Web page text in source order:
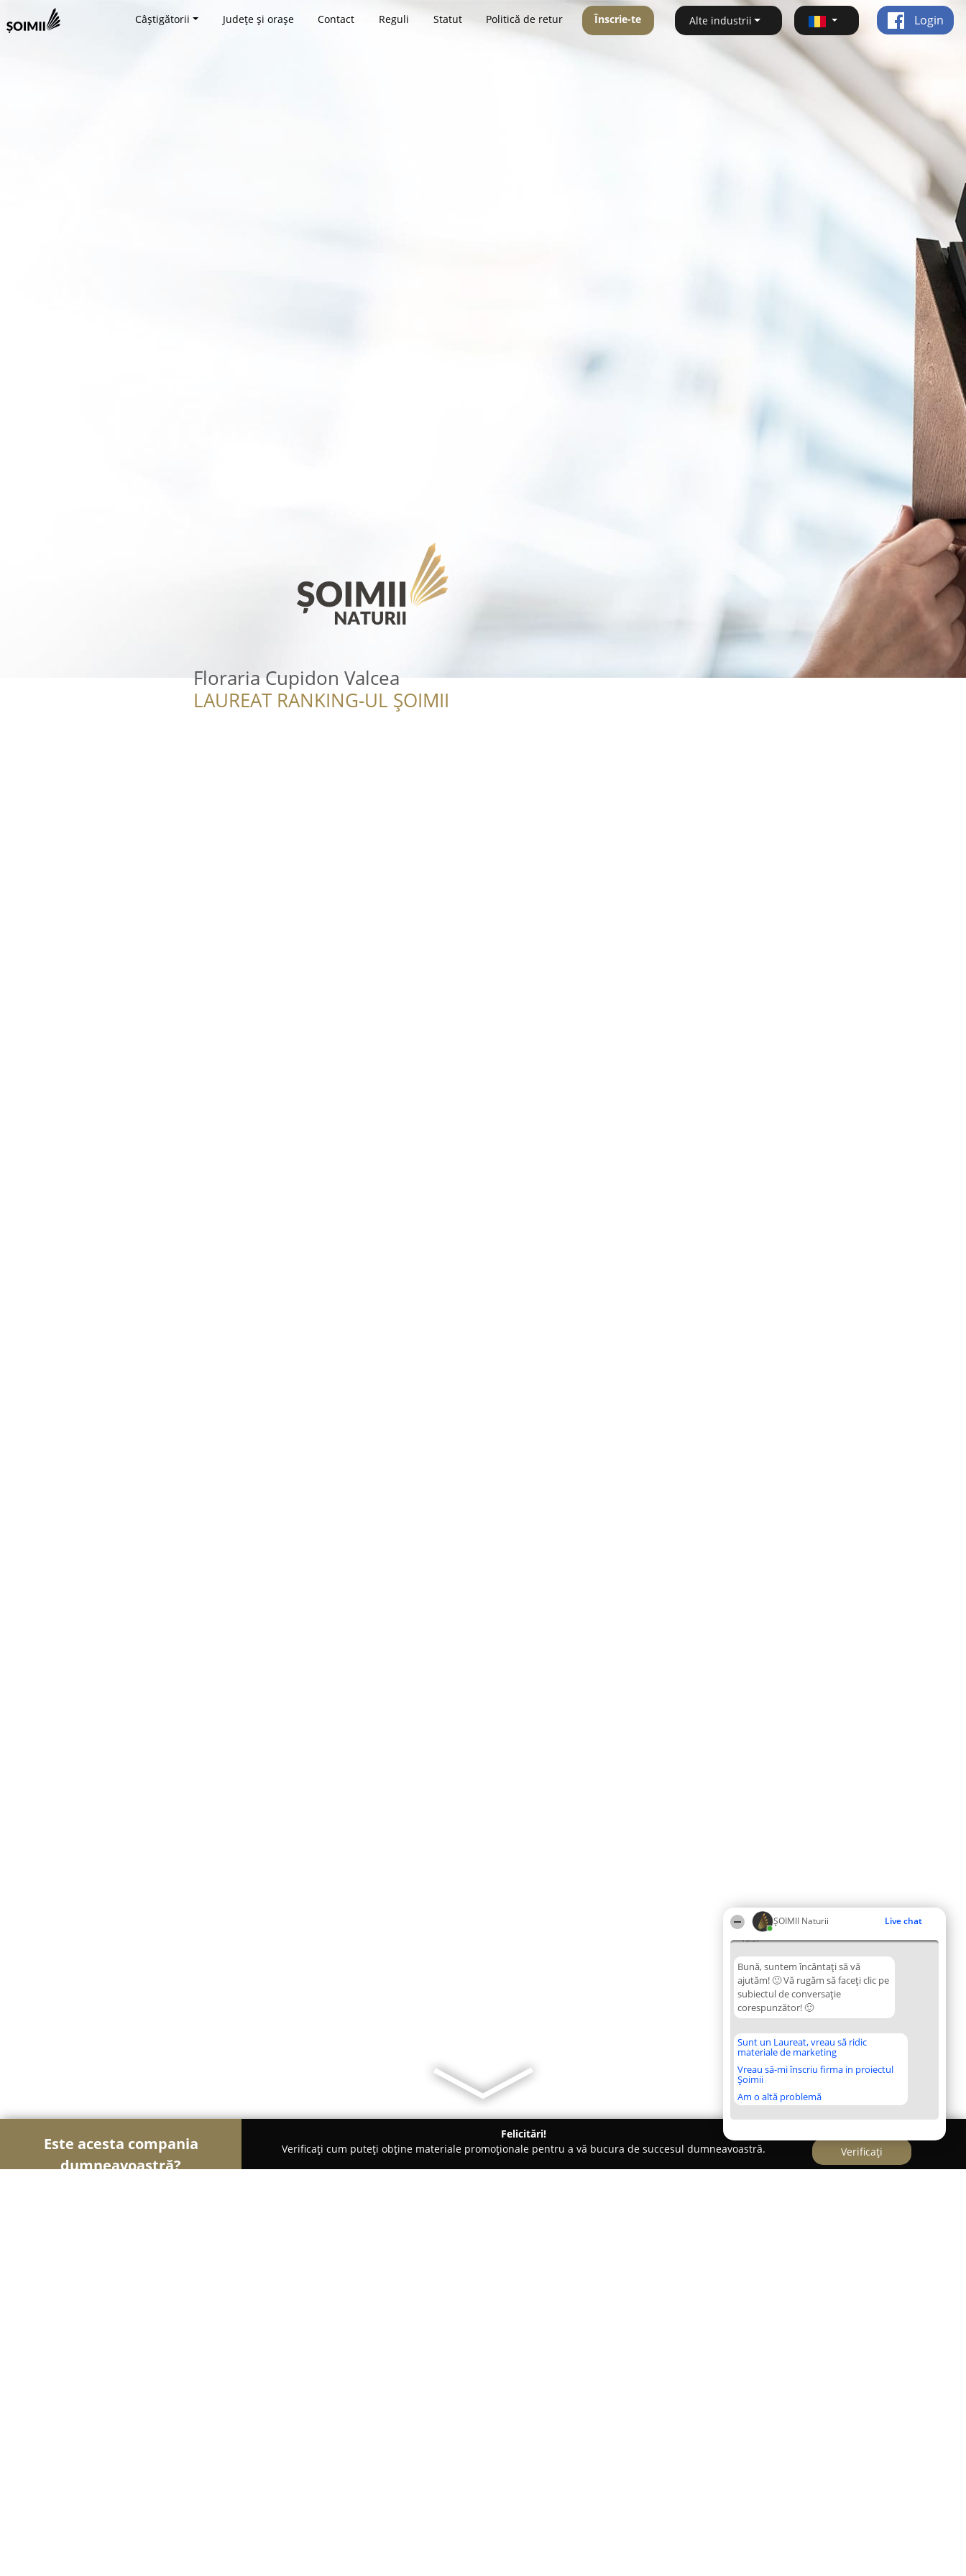
ŞOIMII Naturii Live chat
19:57
Bună, suntem încântați să vă
ajutăm! 🙂 Vă rugăm să faceți clic pe
subiectul de conversație
corespunzător! 🙂
Sunt un Laureat, vreau să ridic
materiale de marketing
Vreau să-mi înscriu firma in proiectul
Șoimii
Am o altă problemă
Câștigătorii Județe și orașe Contact Reguli Statut Politică de retur Înscrie-te Alte industrii Login
Floraria Cupidon Valcea
LAUREAT RANKING-UL ȘOIMII
Este acesta compania
dumneavoastră?
Felicitări!
Verificați cum puteți obține materiale promoționale pentru a vă bucura de succesul dumneavoastră.
Verificați